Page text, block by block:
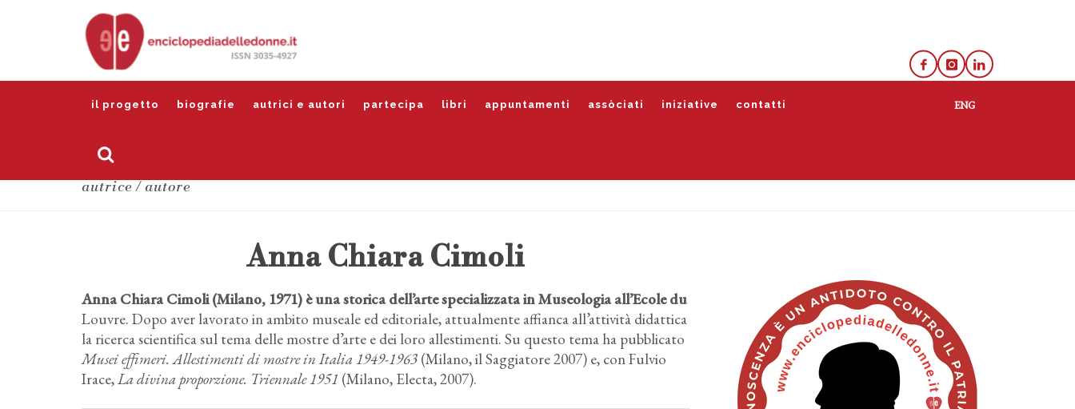
il progetto biografie autrici e autori partecipa libri appuntamenti assòciati iniziative contatti
autrice / autore
Anna Chiara Cimoli
Anna Chiara Cimoli (Milano, 1971) è una storica dell’arte specializzata in Museologia all’Ecole du
Louvre. Dopo aver lavorato in ambito museale ed editoriale, attualmente affianca all’attività didattica
la ricerca scientifica sul tema delle mostre d’arte e dei loro allestimenti. Su questo tema ha pubblicato
Musei effimeri. Allestimenti di mostre in Italia 1949-1963 (Milano, il Saggiatore 2007) e, con Fulvio
Irace,La divina proporzione. Triennale 1951 (Milano, Electa, 2007).